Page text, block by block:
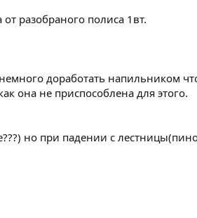
разобраного полиса 1вт.
доработать напильником
она не приспособлена для этого.
но при падении с